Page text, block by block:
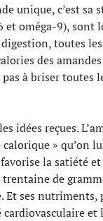
unique, c’est
et oméga-9), sont
toutes
des
à briser toutes
idées reçues.
calorique » qu’on
la satiété
de
Et ses